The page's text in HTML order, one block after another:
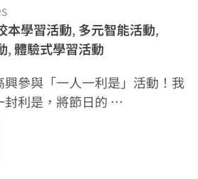
本學習活動, 多元智能活動,
,體驗式學習活動
參與「一人一利是」活動！我
封利是，將節日的 …